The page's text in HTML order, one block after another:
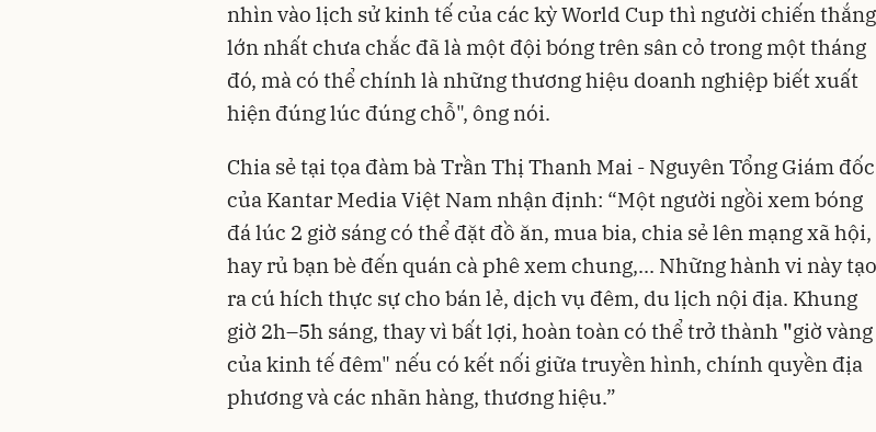
nhìn vào lịch sử kinh tế của các kỳ World Cup thì người chiến thắng
lớn nhất chưa chắc đã là một đội bóng trên sân cỏ trong một tháng
đó, mà có thể chính là những thương hiệu doanh nghiệp biết xuất
hiện đúng lúc đúng chỗ", ông nói.
Chia sẻ tại tọa đàm bà Trần Thị Thanh Mai - Nguyên Tổng Giám đốc
của ⁠Kantar Media Việt Nam nhận định: “Một người ngồi xem bóng
đá lúc 2 giờ sáng có thể đặt đồ ăn, mua bia, chia sẻ lên mạng xã hội,
hay rủ bạn bè đến quán cà phê xem chung,... Những hành vi này tạo
ra cú hích thực sự cho bán lẻ, dịch vụ đêm, du lịch nội địa. Khung
giờ 2h–5h sáng, thay vì bất lợi, hoàn toàn có thể trở thành "giờ vàng
của kinh tế đêm" nếu có kết nối giữa truyền hình, chính quyền địa
phương và các nhãn hàng, thương hiệu.”